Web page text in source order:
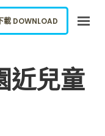
近兒童
載 DOWNLOAD